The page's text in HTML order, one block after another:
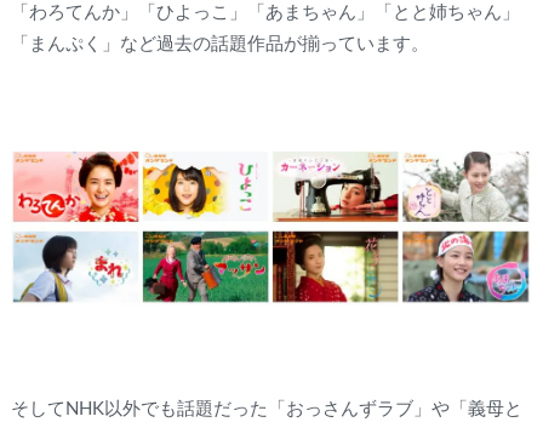
「わろてんか」「ひよっこ」「あまちゃん」「とと姉ちゃん」
「まんぷく」など過去の話題作品が揃っています。
そしてNHK以外でも話題だった「おっさんずラブ」や「義母と